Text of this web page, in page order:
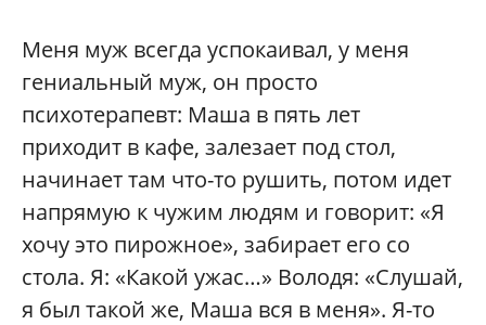
Меня муж всегда успокаивал, у меня
гениальный муж, он просто
психотерапевт: Маша в пять лет
приходит в кафе, залезает под стол,
начинает там что-то рушить, потом идет
напрямую к чужим людям и говорит: «Я
хочу это пирожное», забирает его со
стола. Я: «Какой ужас…» Володя: «Слушай,
я был такой же, Маша вся в меня». Я-то